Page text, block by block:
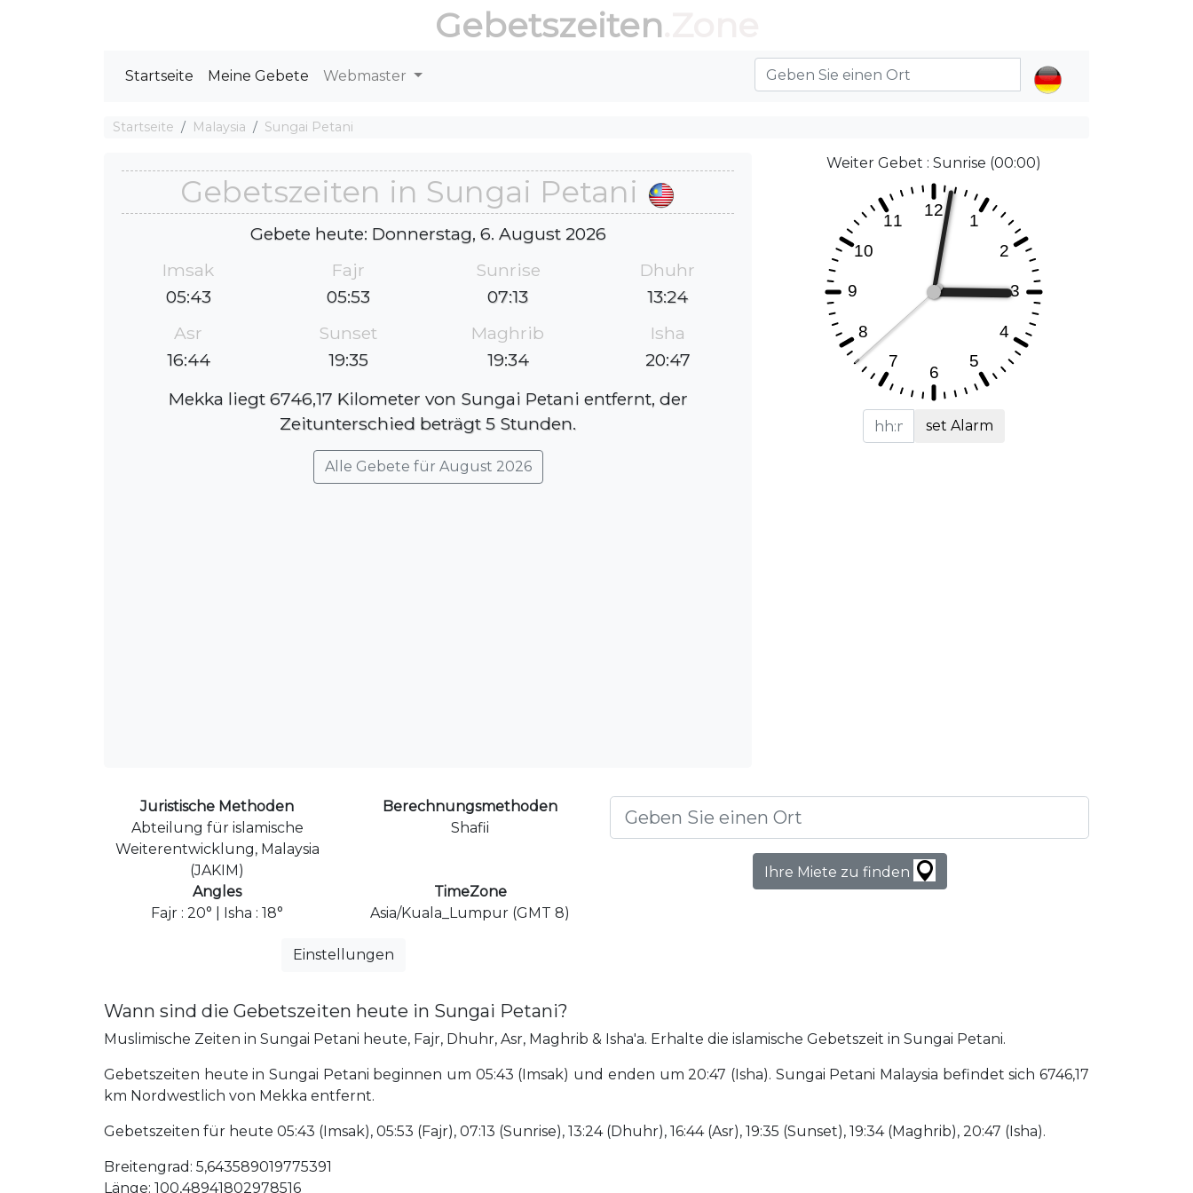
Gebetszeiten
Startseite Meine Gebete Webmaster
Startseite Malaysia Sungai Petani
Gebetszeiten in Sungai Petani
Gebete heute: Donnerstag, 6. August 2026
Imsak
05:43
Fajr
05:53
Sunrise
07:13
Dhuhr
13:24
Asr
16:44
Sunset
19:35
Maghrib
19:34
Isha
20:47
Mekka liegt 6746,17 Kilometer von Sungai Petani entfernt, der
Zeitunterschied beträgt 5 Stunden.
Alle Gebete für August 2026
Weiter Gebet : Sunrise (00:00)
set Alarm
Juristische Methoden
Abteilung für islamische
Weiterentwicklung, Malaysia
(JAKIM)
Berechnungsmethoden
Shafii
Angles
Fajr : 20° | Isha : 18°
TimeZone
Asia/Kuala_Lumpur (GMT 8)
Einstellungen
Ihre Miete zu finden
Wann sind die Gebetszeiten heute in Sungai Petani?
Muslimische Zeiten in Sungai Petani heute, Fajr, Dhuhr, Asr, Maghrib & Isha'a. Erhalte die islamische Gebetszeit in Sungai Petani.
Gebetszeiten heute in Sungai Petani beginnen um 05:43 (Imsak) und enden um 20:47 (Isha). Sungai Petani Malaysia befindet sich 6746,17
km Nordwestlich von Mekka entfernt.
Gebetszeiten für heute 05:43 (Imsak), 05:53 (Fajr), 07:13 (Sunrise), 13:24 (Dhuhr), 16:44 (Asr), 19:35 (Sunset), 19:34 (Maghrib), 20:47 (Isha).
Breitengrad: 5,643589019775391
Länge: 100,48941802978516